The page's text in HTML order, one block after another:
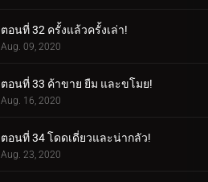
ตอนที่ 32 ครั้งแล้วครั้งเล่า!
Aug. 09, 2020
ตอนที่ 33 ค้าขาย ยืม และขโมย!
Aug. 16, 2020
ตอนที่ 34 โดดเดี่ยวและน่ากลัว!
Aug. 23, 2020